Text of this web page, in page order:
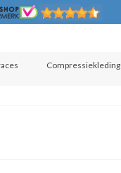
Compressiekleding